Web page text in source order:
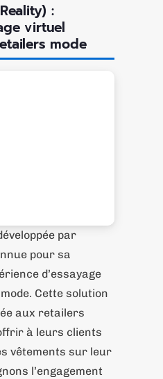
:
virtuel
mode
par
pour sa
d’essayage
Cette solution
aux retailers
à leurs clients
vêtements sur leur
l’engagement